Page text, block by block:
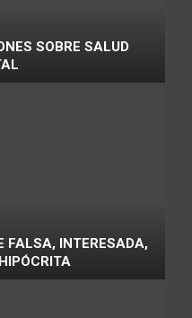
SOBRE SALUD
FALSA, INTERESADA,